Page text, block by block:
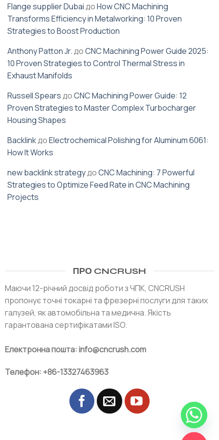
Flange supplier DubaiдоHow CNC Machining
Transforms Efficiency in Metalworking: 10 Proven
Strategies to Boost Production
Anthony Patton Jr.доCNC Machining Power Guide 2025:
10 Proven Strategies to Control Thermal Stress in
Exhaust Manifolds
Russell SpearsдоCNC Machining Power Guide: 12
Proven Strategies to Master Complex Turbocharger
Housing Shapes
BacklinkдоElectrochemical Polishing for Aluminum 6061:
How It Works
new backlink strategyдоCNC Machining: 7 Powerful
Strategies to Optimize Feed Rate in CNC Machining
Projects
ПРО CNCRUSH
Маючи 12-річний досвід роботи з ЧПК, CNCRUSH
пропонує точні токарні та фрезерні послуги для таких
галузей, як автомобільна та медична. Якість
гарантована сертифікатами ISO.
Електронна пошта: info@cncrush.com
Телефон: +86-13327463963
ЧАТІ